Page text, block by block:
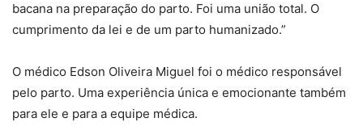
bacana na preparação do parto. Foi uma união total. O
cumprimento da lei e de um parto humanizado.”
O médico Edson Oliveira Miguel foi o médico responsável
pelo parto. Uma experiência única e emocionante também
para ele e para a equipe médica.